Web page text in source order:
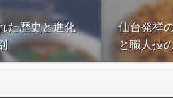
た歴史と進化
仙台発祥
と職人技